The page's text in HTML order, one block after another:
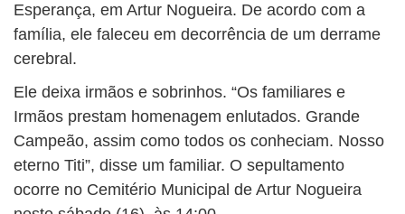
Esperança, em Artur Nogueira. De acordo com a
família, ele faleceu em decorrência de um derrame
cerebral.
Ele deixa irmãos e sobrinhos. “Os familiares e
Irmãos prestam homenagem enlutados. Grande
Campeão, assim como todos os conheciam. Nosso
eterno Titi”, disse um familiar. O sepultamento
ocorre no Cemitério Municipal de Artur Nogueira